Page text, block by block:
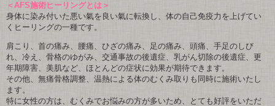
＜AFS施術ヒーリングとは＞
身体に染み付いた悪い氣を良い氣に転換し、体の自己免疫力を上げてい
くヒーリングの一種です。
肩こり、首の痛み、腰痛、ひざの痛み、足の痛み、頭痛、手足のしび
れ、冷え、骨格のゆがみ、交通事故の後遺症、乳がん切除の後遺症、更
年期障害、美肌など、ほとんどの症状に効果が期待できます。
その他、無痛骨格調整、温熱による体のむくみ取りも同時に施術いたし
ます。
特に女性の方は、むくみでお悩みの方が多いため、とても好評をいただ